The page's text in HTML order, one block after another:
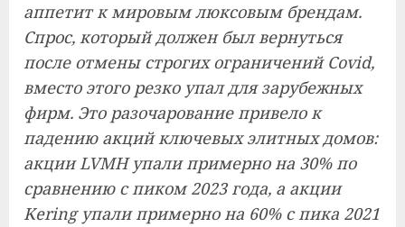
аппетит к мировым люксовым брендам.
Спрос, который должен был вернуться
после отмены строгих ограничений Covid,
вместо этого резко упал для зарубежных
фирм. Это разочарование привело к
падению акций ключевых элитных домов:
акции LVMH упали примерно на 30% по
сравнению с пиком 2023 года, а акции
Kering упали примерно на 60% с пика 2021